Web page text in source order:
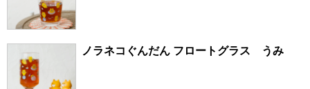
ノラネコぐんだん フロートグラス うみ